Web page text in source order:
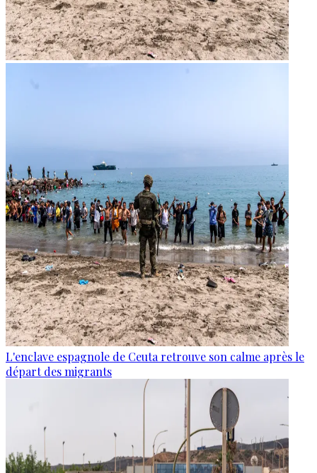
L'enclave espagnole de Ceuta retrouve son calme après le
départ des migrants